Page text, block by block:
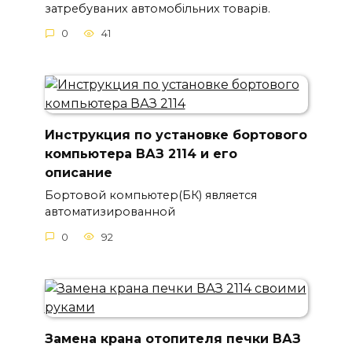
затребуваних автомобільних товарів.
0 41
Инструкция по установке бортового
компьютера ВАЗ 2114 и его
описание
Бортовой компьютер(БК) является
автоматизированной
0 92
Замена крана отопителя печки ВАЗ